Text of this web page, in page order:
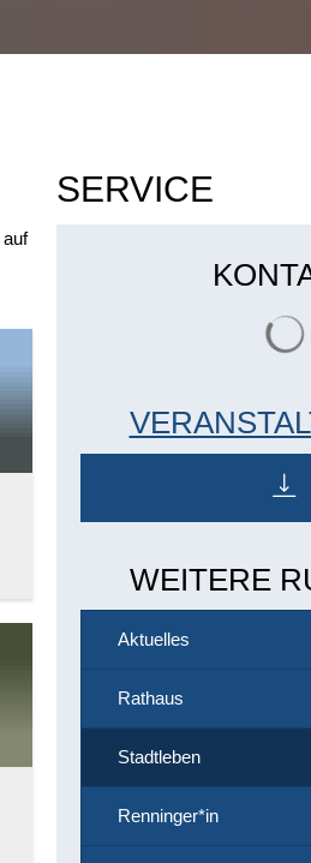
auf
SERVICE
WEITERE
Aktuelles
Rathaus
Stadtleben
Renninger*in